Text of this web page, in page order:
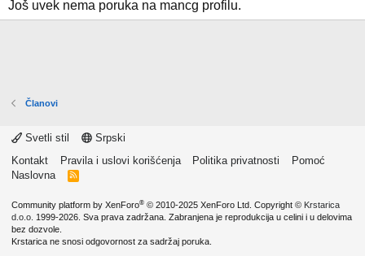
Još uvek nema poruka na mancg profilu.
Članovi
Svetli stil
Srpski
Kontakt
Pravila i uslovi korišćenja Politika privatnosti
Pomoć
Naslovna
R
Community platform by XenForo® © 2010-2025 XenForo Ltd. Copyright © Krstarica
d.o.o. 1999-2026. Sva prava zadržana. Zabranjena je reprodukcija u celini i u delovima
bez dozvole.
Krstarica ne snosi odgovornost za sadržaj poruka.